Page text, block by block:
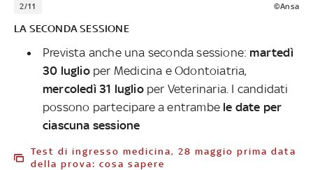
2/11 ©Ansa
LA SECONDA SESSIONE
Prevista anche una seconda sessione: martedì
30 luglio per Medicina e Odontoiatria,
mercoledì 31 luglio per Veterinaria. I candidati
possono partecipare a entrambe le date per
ciascuna sessione
Test di ingresso medicina, 28 maggio prima data
della prova: cosa sapere